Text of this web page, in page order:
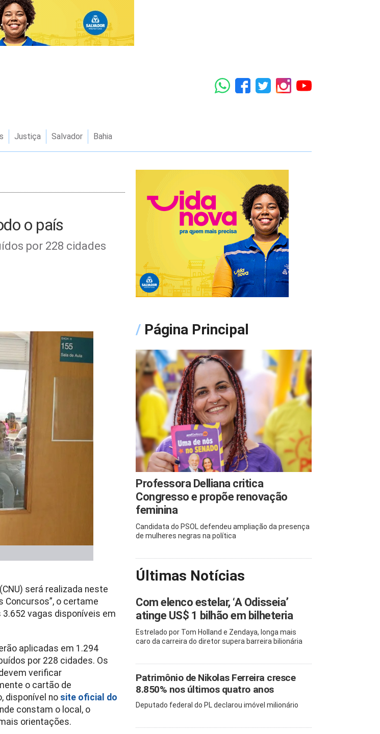
Justiça Salvador Bahia
o país
por 228 cidades
será realizada neste
Concursos”, o certame
vagas disponíveis em
aplicadas em 1.294
por 228 cidades. Os
verificar
o cartão de
disponível no site oficial do
constam o local, o
orientações.
/ Página Principal
Professora Delliana critica
Congresso e propõe renovação
feminina
Candidata do PSOL defendeu ampliação da presença
de mulheres negras na política
Últimas Notícias
Com elenco estelar, ‘A Odisseia’
atinge US$ 1 bilhão em bilheteria
Estrelado por Tom Holland e Zendaya, longa mais
caro da carreira do diretor supera barreira bilionária
Patrimônio de Nikolas Ferreira cresce
8.850% nos últimos quatro anos
Deputado federal do PL declarou imóvel milionário